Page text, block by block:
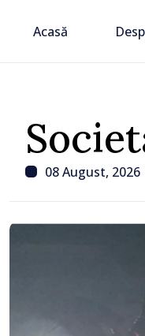
Acasă
08 August, 2026